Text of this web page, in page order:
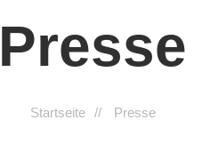
Presse
Startseite Presse